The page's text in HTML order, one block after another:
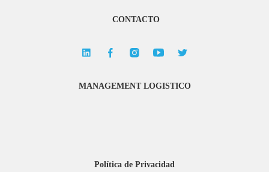
CONTACTO
MANAGEMENT LOGISTICO
Política de Privacidad